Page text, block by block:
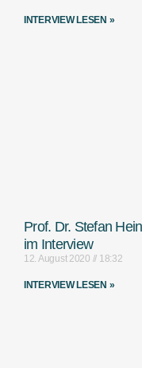
INTERVIEW LESEN »
Prof. Dr. Stefan
im Interview
12. August 2020 18:32
INTERVIEW LESEN »